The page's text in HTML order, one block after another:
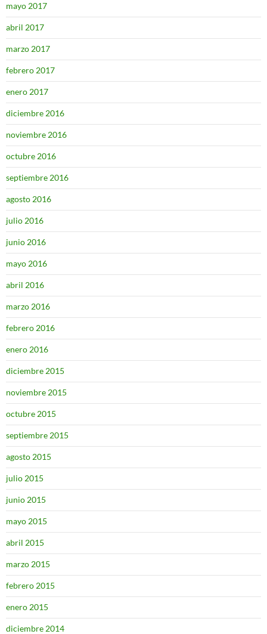
mayo 2017
abril 2017
marzo 2017
febrero 2017
enero 2017
diciembre 2016
noviembre 2016
octubre 2016
septiembre 2016
agosto 2016
julio 2016
junio 2016
mayo 2016
abril 2016
marzo 2016
febrero 2016
enero 2016
diciembre 2015
noviembre 2015
octubre 2015
septiembre 2015
agosto 2015
julio 2015
junio 2015
mayo 2015
abril 2015
marzo 2015
febrero 2015
enero 2015
diciembre 2014